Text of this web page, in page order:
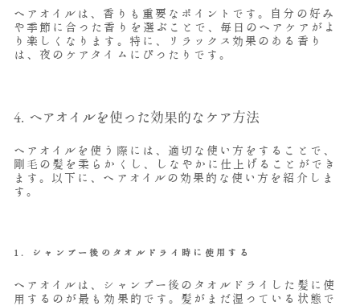
ヘアオイルは、香りも重要なポイントです。自分の好み
や季節に合った香りを選ぶことで、毎日のヘアケアがよ
り楽しくなります。特に、リラックス効果のある香り
は、夜のケアタイムにぴったりです。
4. ヘアオイルを使った効果的なケア方法
ヘアオイルを使う際には、適切な使い方をすることで、
剛毛の髪を柔らかくし、しなやかに仕上げることができ
ます。以下に、ヘアオイルの効果的な使い方を紹介しま
す。
1. シャンプー後のタオルドライ時に使用する
ヘアオイルは、シャンプー後のタオルドライした髪に使
用するのが最も効果的です。髪がまだ湿っている状態で